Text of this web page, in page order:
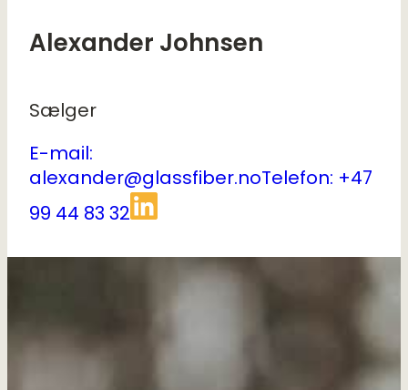
Alexander Johnsen
Sælger
E-mail:
alexander@glassfiber.noTelefon: +47
99 44 83 32